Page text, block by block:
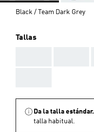
Black / Team Dark Grey
Tallas
Da la talla estándar.
talla habitual.